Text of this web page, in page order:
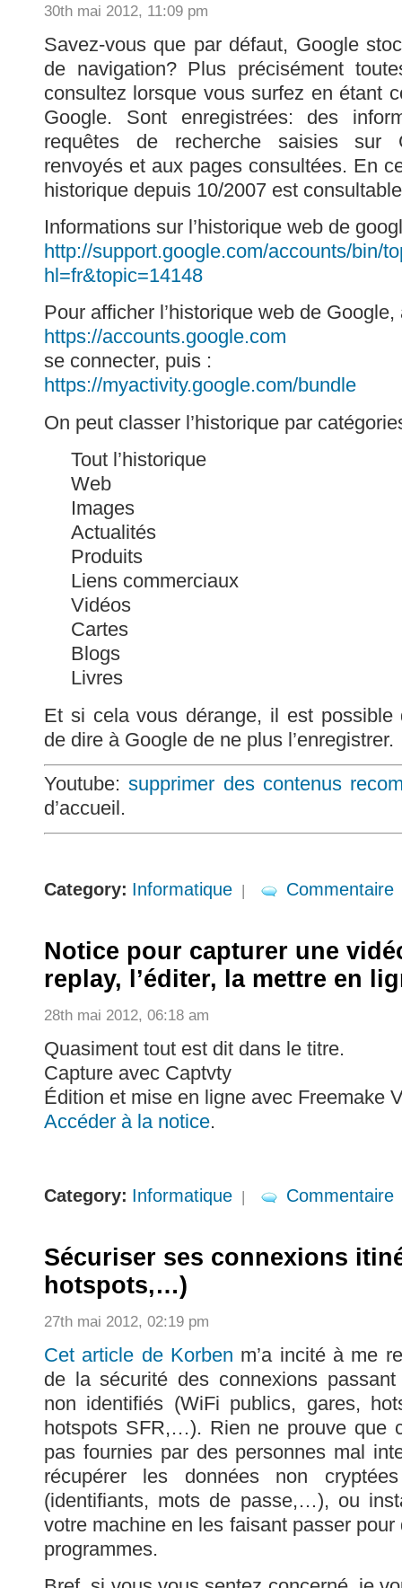
30th mai 2012, 11:09 pm
Savez-vous que par défaut, Google
de navigation? Plus précisément
consultez lorsque vous surfez en étant
Google. Sont enregistrées: des
requêtes de recherche saisies sur
renvoyés et aux pages consultées. En
historique depuis 10/2007 est
Informations sur l’historique web de
http://support.google.com/accounts/bin/
hl=fr&topic=14148
Pour afficher l’historique web de
https://accounts.google.com
se connecter, puis :
https://myactivity.google.com/bundle
On peut classer l’historique par
Tout l’historique
Web
Images
Actualités
Produits
Liens commerciaux
Vidéos
Cartes
Blogs
Livres
Et si cela vous dérange, il est possible
de dire à Google de ne plus l’enregistrer.
Youtube:supprimer des contenus
d’accueil.
Category: Informatique | Commentaire
Notice pour capturer une
replay, l’éditer, la mettre en
28th mai 2012, 06:18 am
Quasiment tout est dit dans le titre.
Capture avec Captvty
Édition et mise en ligne avec Freemake
Accéder à la notice.
Category: Informatique | Commentaire
Sécuriser ses connexions
hotspots,…)
27th mai 2012, 02:19 pm
Cet article de Korben m’a incité à me
de la sécurité des connexions
non identifiés (WiFi publics, gares,
hotspots SFR,…). Rien ne prouve que
pas fournies par des personnes mal
récupérer les données non
(identifiants, mots de passe,…), ou
votre machine en les faisant passer
programmes.